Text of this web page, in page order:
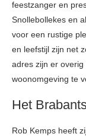
feestzanger en
Snollebollekes en
voor een rustige
en leefstijl zijn net
adres zijn er
woonomgeving te
Het
Rob Kemps heeft